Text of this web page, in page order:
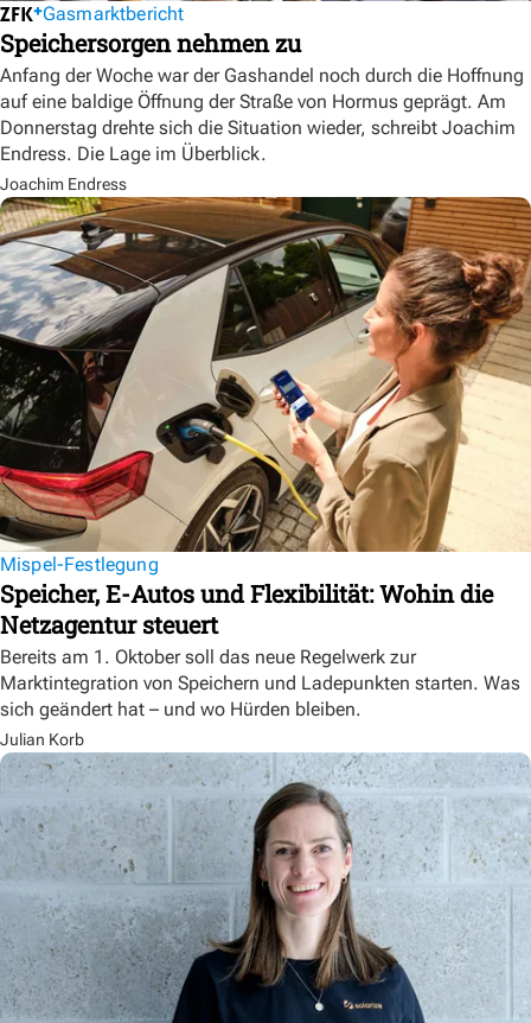
Gasmarktbericht
Speichersorgen nehmen zu
Anfang der Woche war der Gashandel noch durch die Hoffnung
auf eine baldige Öffnung der Straße von Hormus geprägt. Am
Donnerstag drehte sich die Situation wieder, schreibt Joachim
Endress. Die Lage im Überblick.
Joachim Endress
Mispel-Festlegung
Speicher, E-Autos und Flexibilität: Wohin die
Netzagentur steuert
Bereits am 1. Oktober soll das neue Regelwerk zur
Marktintegration von Speichern und Ladepunkten starten. Was
sich geändert hat – und wo Hürden bleiben.
Julian Korb